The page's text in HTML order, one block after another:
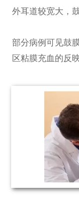
外耳道较宽大，
部分病例可见鼓
区粘膜充血的反